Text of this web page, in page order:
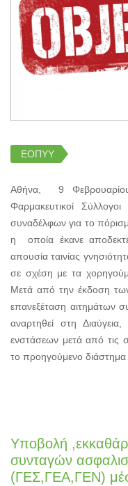
ΕΟΠΥΥ
Αθήνα, 9
Φαρμακευτικοί
συναδέλφων για το
η οποία έκανε
απουσία ταινίας
σε σχέση με τα
Μετά από την έκδοση
επανεξέταση αιτημάτων
αναρτηθεί στη
ενστάσεων μετά από τις
το προηγούμενο
Υποβολή
συνταγών
(ΓΕΣ,ΓΕΑ,ΓΕΝ)